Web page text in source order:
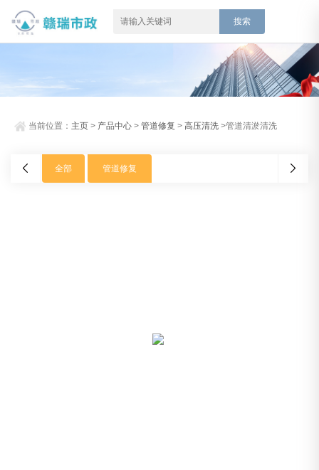
当前位置： 主页 > 产品中心 >管道修复 >高压清洗 >管道清淤清洗
全部 管道修复